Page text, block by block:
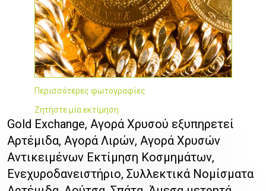
Περισσότερες φωτογραφίες
Ζητήστε μία εκτίμηση
Gold Exchange, Αγορά Χρυσού εξυπηρετεί
Αρτέμιδα, Αγορά Λιρών, Αγορά Χρυσών
Αντικειμένων Εκτίμηση Κοσμημάτων,
Ενεχυροδανειστήριο, Συλλεκτικά Νομίσματα